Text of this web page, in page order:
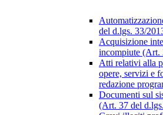
del d.lgs. 33/
Acquisizione
incompiute (Art.
Atti relativi alla
opere, servizi e
redazione
Documenti sul
(Art. 37 del